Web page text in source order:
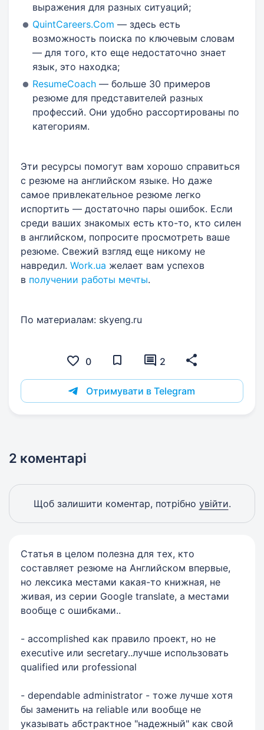
выражения для разных ситуаций;
QuintCareers.Com — здесь есть
возможность поиска по ключевым словам
— для того, кто еще недостаточно знает
язык, это находка;
ResumeCoach — больше 30 примеров
резюме для представителей разных
профессий. Они удобно рассортированы по
категориям.
Эти ресурсы помогут вам хорошо справиться
с резюме на английском языке. Но даже
самое привлекательное резюме легко
испортить — достаточно пары ошибок. Если
среди ваших знакомых есть кто-то, кто силен
в английском, попросите просмотреть ваше
резюме. Свежий взгляд еще никому не
навредил. Work.ua желает вам успехов
в получении работы мечты.
По материалам: skyeng.ru
0 2
Отримувати в Telegram
2 коментарі
Щоб залишити коментар, потрібно увійти.
Статья в целом полезна для тех, кто
составляет резюме на Английском впервые,
но лексика местами какая-то книжная, не
живая, из серии Google translate, а местами
вообще с ошибками..
- accomplished как правило проект, но не
executive или secretary..лучше использовать
qualified или professional
- dependable administrator - тоже лучше хотя
бы заменить на reliable или вообще не
указывать абстрактное "надежный" как свой